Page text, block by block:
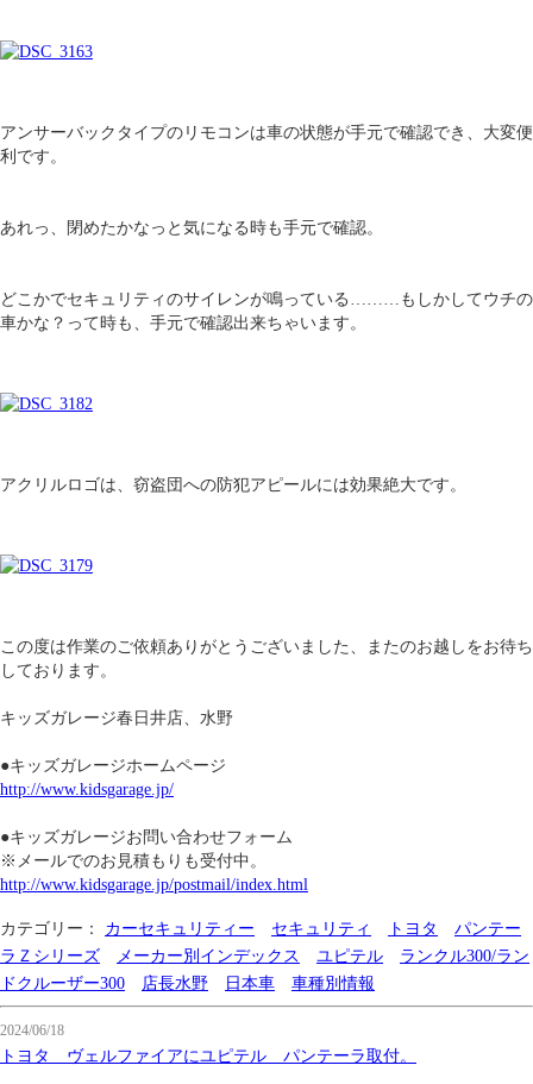
アンサーバックタイプのリモコンは車の状態が手元で確認でき、大変便
利です。
あれっ、閉めたかなっと気になる時も手元で確認。
どこかでセキュリティのサイレンが鳴っている………もしかしてウチの
車かな？って時も、手元で確認出来ちゃいます。
アクリルロゴは、窃盗団への防犯アピールには効果絶大です。
この度は作業のご依頼ありがとうございました、またのお越しをお待ち
しております。
キッズガレージ春日井店、水野
●キッズガレージホームページ
http://www.kidsgarage.jp/
●キッズガレージお問い合わせフォーム
※メールでのお見積もりも受付中。
http://www.kidsgarage.jp/postmail/index.html
カテゴリー： カーセキュリティー セキュリティ トヨタ
パンテー
ラＺシリーズ
メーカー別インデックス ユピテル
ランクル300/ラン
ドクルーザー300
店長水野 日本車 車種別情報
2024/06/18
トヨタ ヴェルファイアにユピテル パンテーラ取付。